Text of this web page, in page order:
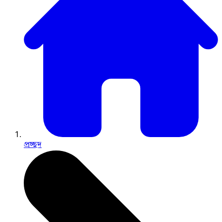
প্রচ্ছদ